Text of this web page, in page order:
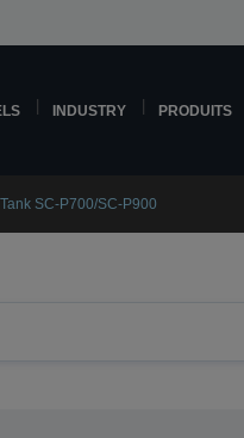
INDUSTRY PRODUITS
SC-P700/SC-P900